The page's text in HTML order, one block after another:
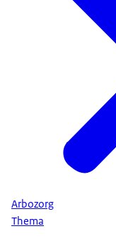
Arbozorg
Thema